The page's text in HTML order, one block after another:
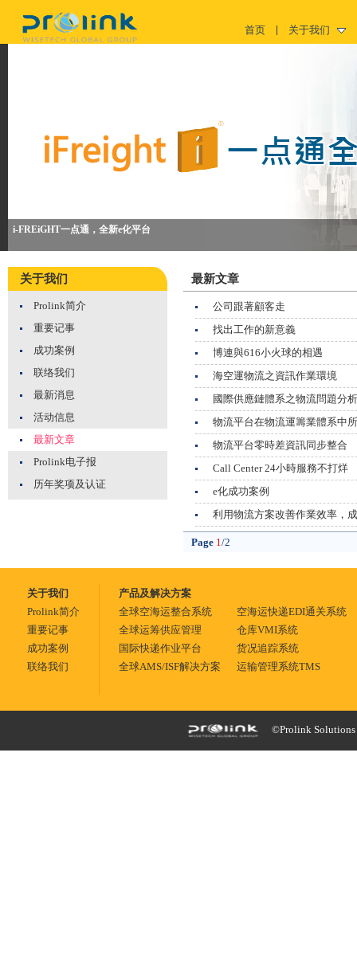
关于我们
首页
i-FREiGHT一点通，全新e化平台
关于我们
Prolink简介
重要记事
成功案例
联络我们
最新消息
活动信息
最新文章
Prolink电子报
历年奖项及认证
最新文章
公司跟著顧客走
找出工作的新意義
博連與616小火球的相遇
海空運物流之資訊作業環境
國際供應鏈體系之物流問題分析
物流平台在物流運籌業體系中
物流平台零時差資訊同步整合
Call Center 24小時服務不打烊
e化成功案例
利用物流方案改善作業效率，
Page 1/2
关于我们
Prolink简介
重要记事
成功案例
联络我们
产品及解决方案
全球空海运整合系统
空海运快递EDI通关系统
全球运筹供应管理
仓库VMI系统
国际快递作业平台
货况追踪系统
全球AMS/ISF解决方案
运输管理系统TMS
©Prolink Solutions